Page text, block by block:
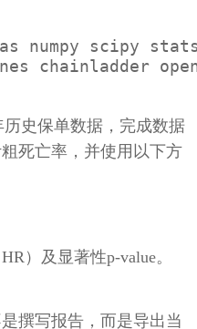
numpy scipy
chainladder
历史保单数据，完成数据
死亡率，并使用以下方
）及显著性p-value。
撰写报告，而是导出当